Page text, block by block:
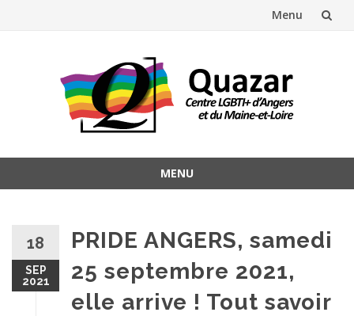
Menu
MENU
18
SEP
2021
PRIDE ANGERS, samedi
25 septembre 2021,
elle arrive ! Tout savoir